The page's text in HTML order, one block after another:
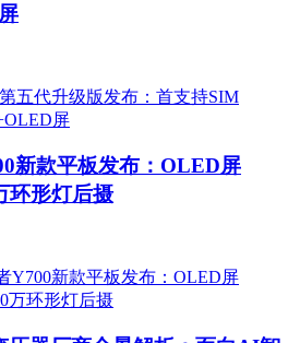
新款平板发布：OLED屏
环形灯后摄